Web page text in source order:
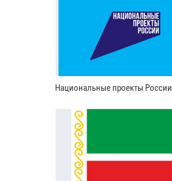
Национальные проекты России